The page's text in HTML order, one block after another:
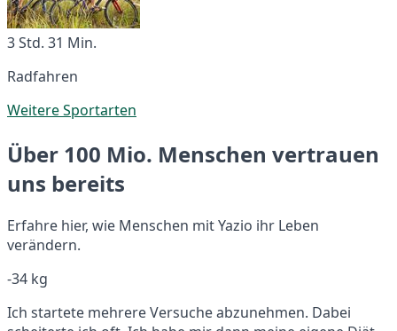
3 Std. 31 Min.
Radfahren
Weitere Sportarten
Über 100 Mio. Menschen vertrauen
uns bereits
Erfahre hier, wie Menschen mit Yazio ihr Leben
verändern.
-34 kg
Ich startete mehrere Versuche abzunehmen. Dabei